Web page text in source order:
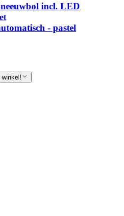
incl. LED
- pastel
winkel!